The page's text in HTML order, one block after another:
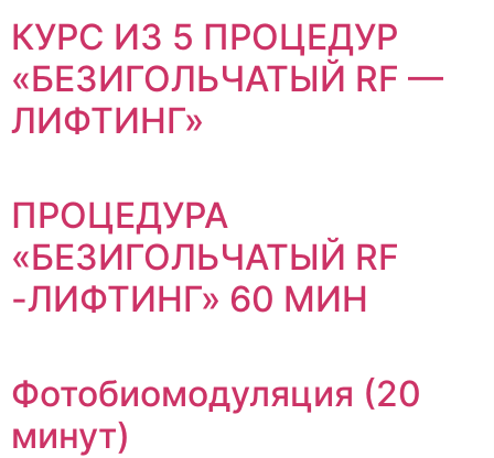
КУРС ИЗ 5 ПРОЦЕДУР
«БЕЗИГОЛЬЧАТЫЙ RF —
ЛИФТИНГ»
ПРОЦЕДУРА
«БЕЗИГОЛЬЧАТЫЙ RF
-ЛИФТИНГ» 60 МИН
Фотобиомодуляция (20
минут)